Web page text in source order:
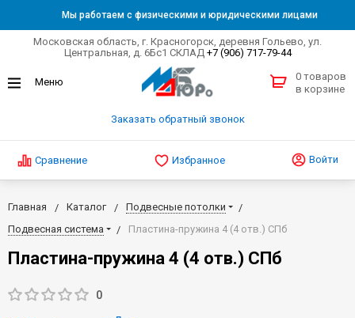
Мы работаем с физическими и юридическими лицами
Московская область, г. Красногорск, деревня Гольево, ул.
Центральная, д. 6Бс1 СКЛАД +7 (906) 717-79-44
Заказать обратный звонок
0 товаров
в корзине
Сравнение Избранное Войти
Главная Каталог
Подвесные потолки
Подвесная система
Пластина-пружина 4 (4 отв.) СПб
Пластина-пружина 4 (4 отв.) СПб
0